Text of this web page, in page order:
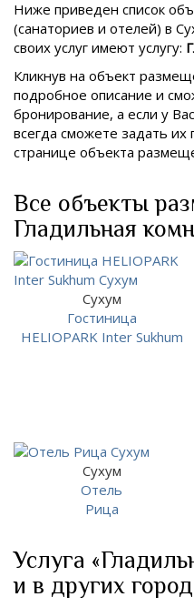
Ниже приведен список
(санаториев и отелей) в
своих услуг имеют услугу:
Кликнув на объект
подробное описание и
бронирование, а если у
всегда сможете задать
странице объекта
Все объекты
Гладильная
Сухум
Гостиница
HELIOPARK Inter Sukhum
Сухум
Отель
Рица
Услуга
и в других